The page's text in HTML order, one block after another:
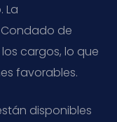
La
de
cargos, lo que
favorables.
disponibles